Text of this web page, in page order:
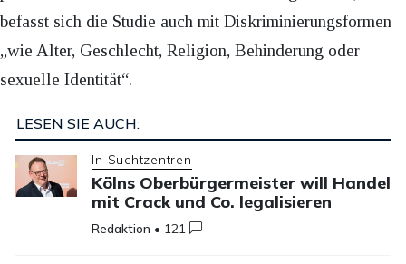
befasst sich die Studie auch mit Diskriminierungsformen
„wie Alter, Geschlecht, Religion, Behinderung oder
sexuelle Identität“.
LESEN SIE AUCH:
In Suchtzentren
Kölns Oberbürgermeister will Handel
mit Crack und Co. legalisieren
Redaktion • 121